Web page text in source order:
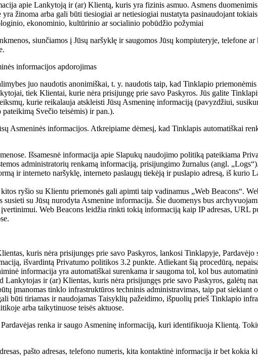
apie Lankytoją ir (ar) Klientą, kuris yra fizinis asmuo. Asmens
žinoma arba gali būti tiesiogiai ar netiesiogiai nustatyta pasinaudojant
ekonominio, kultūrinio ar socialinio pobūdžio požymiai
siunčiamos į Jūsų naršyklę ir saugomos Jūsų kompiuteryje, telefone
informacijos apdorojimas
juo naudotis anonimiškai, t. y. naudotis taip, kad Tinklapio
tiek Klientai, kurie nėra prisijungę prie savo Paskyros. Jūs galite
kurie reikalauja atskleisti Jūsų Asmeninę informaciją (pavyzdžiui,
Svečio teisėmis) ir pan.).
Asmeninės informacijos. Atkreipiame dėmesį, kad Tinklapis automatiškai
Išsamesnė informacija apie Slapukų naudojimo politiką pateikiama
administratorių renkamą informaciją, prisijungimo žurnalus (angl.
ir interneto naršyklę, interneto paslaugų tiekėją ir puslapio adresą, iš kurio
ryšio su Klientu priemonės gali apimti taip vadinamus „Web Beacons“.
su Jūsų nurodyta Asmenine informacija. Šie duomenys bus
Web Beacons leidžia rinkti tokią informaciją kaip IP adresas, URL
kuris nėra prisijungęs prie savo Paskyros, lankosi Tinklapyje,
išvardintą Privatumo politikos 3.2 punkte. Atliekant šią procedūrą,
informacija yra automatiškai surenkama ir saugoma tol, kol bus
Lankytojas ir (ar) Klientas, kuris nėra prisijungęs prie savo Paskyros, galėtų
įmanomas tinklo infrastruktūros techninis administravimas, taip pat
būti tiriamas ir naudojamas Taisyklių pažeidimo, išpuolių prieš Tinklapio
arba taikytinuose teisės aktuose.
renka ir saugo Asmeninę informaciją, kuri identifikuoja Klientą.
pašto adresas, telefono numeris, kita kontaktinė informacija ir bet kokia